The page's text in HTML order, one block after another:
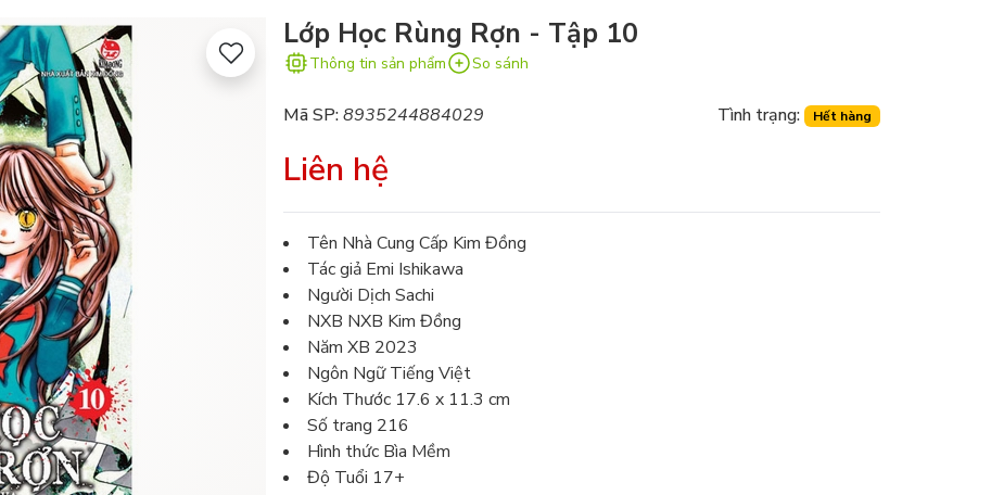
Lớp Học Rùng Rợn - Tập 10
Thông tin sản phẩm So sánh
Mã SP:8935244884029 Tình trạng: Hết hàng
Liên hệ
Tên Nhà Cung Cấp Kim Đồng
Tác giả Emi Ishikawa
Người Dịch Sachi
NXB NXB Kim Đồng
Năm XB 2023
Ngôn Ngữ Tiếng Việt
Kích Thước 17.6 x 11.3 cm
Số trang 216
Hình thức Bìa Mềm
Độ Tuổi 17+